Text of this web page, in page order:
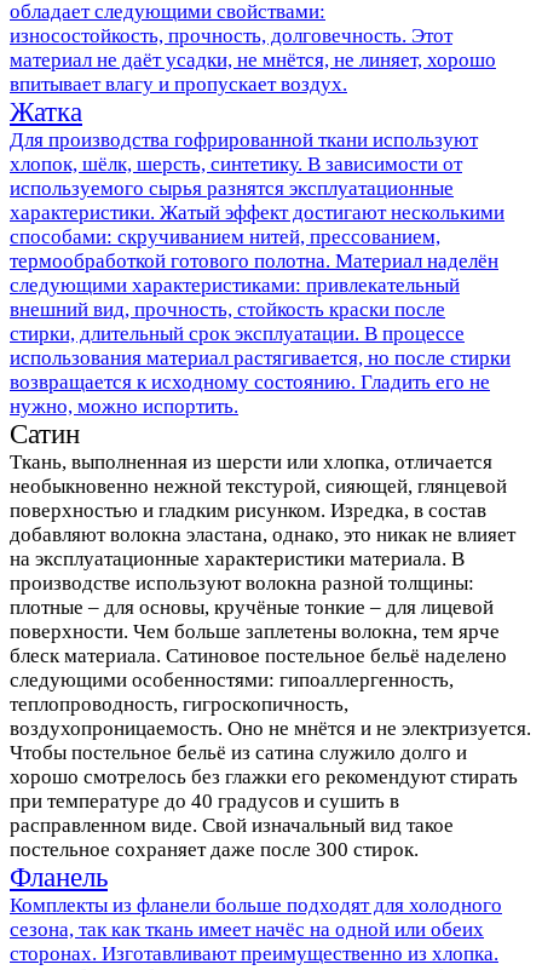
обладает следующими свойствами:
износостойкость, прочность, долговечность. Этот
материал не даёт усадки, не мнётся, не линяет, хорошо
впитывает влагу и пропускает воздух.
Жатка
Для производства гофрированной ткани используют
хлопок, шёлк, шерсть, синтетику. В зависимости от
используемого сырья разнятся эксплуатационные
характеристики. Жатый эффект достигают несколькими
способами: скручиванием нитей, прессованием,
термообработкой готового полотна. Материал наделён
следующими характеристиками: привлекательный
внешний вид, прочность, стойкость краски после
стирки, длительный срок эксплуатации. В процессе
использования материал растягивается, но после стирки
возвращается к исходному состоянию. Гладить его не
нужно, можно испортить.
Сатин
Ткань, выполненная из шерсти или хлопка, отличается
необыкновенно нежной текстурой, сияющей, глянцевой
поверхностью и гладким рисунком. Изредка, в состав
добавляют волокна эластана, однако, это никак не влияет
на эксплуатационные характеристики материала. В
производстве используют волокна разной толщины:
плотные – для основы, кручёные тонкие – для лицевой
поверхности. Чем больше заплетены волокна, тем ярче
блеск материала. Сатиновое постельное бельё наделено
следующими особенностями: гипоаллергенность,
теплопроводность, гигроскопичность,
воздухопроницаемость. Оно не мнётся и не электризуется.
Чтобы постельное бельё из сатина служило долго и
хорошо смотрелось без глажки его рекомендуют стирать
при температуре до 40 градусов и сушить в
расправленном виде. Свой изначальный вид такое
постельное сохраняет даже после 300 стирок.
Фланель
Комплекты из фланели больше подходят для холодного
сезона, так как ткань имеет начёс на одной или обеих
сторонах. Изготавливают преимущественно из хлопка.